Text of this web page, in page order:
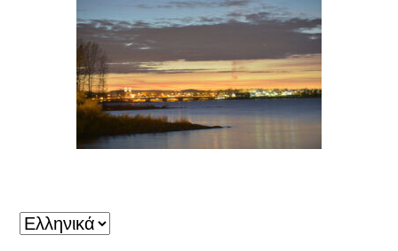
Επιλέξτε
μια